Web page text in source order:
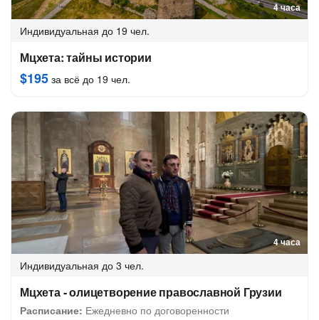
4 часа
Индивидуальная до 19 чел.
Мцхета: тайны истории
$195 за всё до 19 чел.
4 часа
Индивидуальная до 3 чел.
Мцхета - олицетворение православной Грузии
Расписание: Ежедневно по договоренности